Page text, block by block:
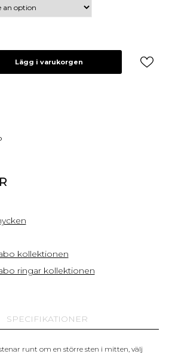
Lägg i varukorgen
kollektionen
ringar kollektionen
SPECIFIKATIONER
runt om en större sten i mitten, välj